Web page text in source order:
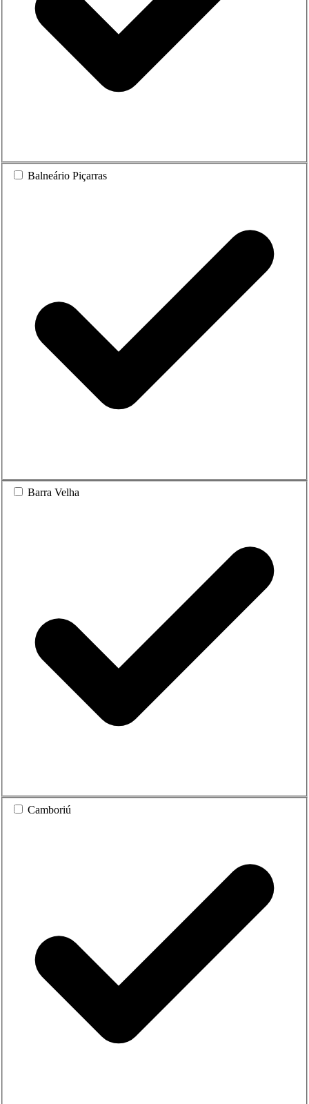
Balneário Piçarras
Barra Velha
Camboriú